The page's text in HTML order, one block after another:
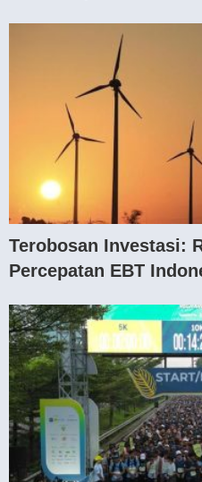
Terobosan Investasi:
Percepatan EBT